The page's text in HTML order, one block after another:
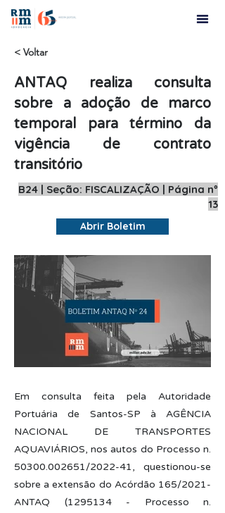
< Voltar
ANTAQ realiza consulta
sobre a adoção de marco
temporal para término da
vigência de contrato
transitório
B24 | Seção: FISCALIZAÇÃO | Página nº
13
Abrir Boletim
Em consulta feita pela Autoridade
Portuária de Santos-SP à AGÊNCIA
NACIONAL DE TRANSPORTES
AQUAVIÁRIOS, nos autos do Processo n.
50300.002651/2022-41, questionou-se
sobre a extensão do Acórdão 165/2021-
ANTAQ (1295134- Processo n.